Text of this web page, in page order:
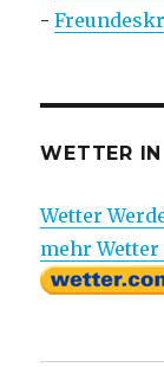
-
WETTER
Wetter
mehr Wetter